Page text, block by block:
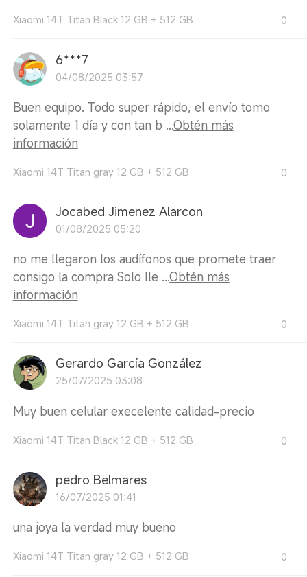
Xiaomi 14T Titan Black 12 GB + 512 GB 0
6***7
04/08/2025 03:57
Buen equipo. Todo super rápido, el envío tomo
solamente 1 día y con tan b ...Obtén más
información
Xiaomi 14T Titan gray 12 GB + 512 GB 0
Jocabed Jimenez Alarcon
01/08/2025 05:20
no me llegaron los audífonos que promete traer
consigo la compra Solo lle ...Obtén más
información
Xiaomi 14T Titan gray 12 GB + 512 GB 0
Gerardo García González
25/07/2025 03:08
Muy buen celular execelente calidad-precio
Xiaomi 14T Titan Black 12 GB + 512 GB 0
pedro Belmares
16/07/2025 01:41
una joya la verdad muy bueno
Xiaomi 14T Titan gray 12 GB + 512 GB 0